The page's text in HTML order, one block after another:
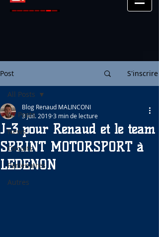
Post S'inscrire
All Posts
News
Circuits
Partenaires
Autres
All Posts
J-3 pour Renaud et le team
SPRINT MOTORSPORT à
LEDENON
Blog Renaud MALINCONI
3 juil. 20193 min de lecture